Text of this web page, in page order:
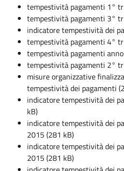
tempestività pagamenti 1°
tempestività pagamenti 3°
indicatore tempestività dei
tempestività pagamenti 4°
tempestività pagamenti
tempestività pagamenti 2°
misure organizzative
tempestività dei pagamenti
indicatore tempestività dei
kB)
indicatore tempestività dei
2015 (281 kB)
indicatore tempestività dei
2015 (281 kB)